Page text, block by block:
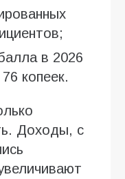
в 2026
копеек.
Доходы, с